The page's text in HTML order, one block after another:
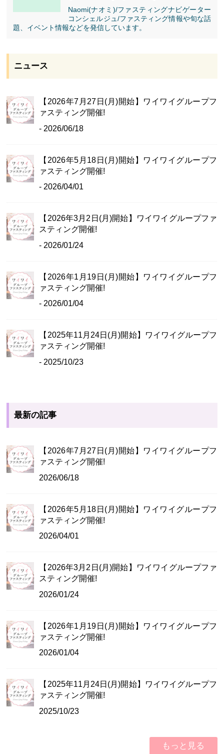
Naomi(ナオミ)/ファスティングナビゲーター
コンシェルジュ/ファスティング情報や旬な話
題、イベント情報などを発信しています。
ニュース
【2026年7月27日(月)開始】ワイワイグループフ
ァスティング開催!
- 2026/06/18
【2026年5月18日(月)開始】ワイワイグループフ
ァスティング開催!
- 2026/04/01
【2026年3月2日(月)開始】ワイワイグループファ
スティング開催!
- 2026/01/24
【2026年1月19日(月)開始】ワイワイグループフ
ァスティング開催!
- 2026/01/04
【2025年11月24日(月)開始】ワイワイグループフ
ァスティング開催!
- 2025/10/23
最新の記事
【2026年7月27日(月)開始】ワイワイグループフ
ァスティング開催!
2026/06/18
【2026年5月18日(月)開始】ワイワイグループフ
ァスティング開催!
2026/04/01
【2026年3月2日(月)開始】ワイワイグループファ
スティング開催!
2026/01/24
【2026年1月19日(月)開始】ワイワイグループフ
ァスティング開催!
2026/01/04
【2025年11月24日(月)開始】ワイワイグループフ
ァスティング開催!
2025/10/23
もっと見る